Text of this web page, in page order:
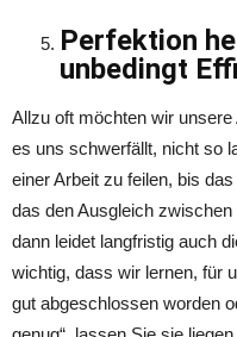
Perfektion
unbedingt
Allzu oft möchten wir
es uns schwerfällt, nicht so
einer Arbeit zu feilen, bis
das den Ausgleich
dann leidet langfristig auch
wichtig, dass wir lernen, für
gut abgeschlossen worden